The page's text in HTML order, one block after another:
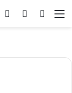
Switch
Войти